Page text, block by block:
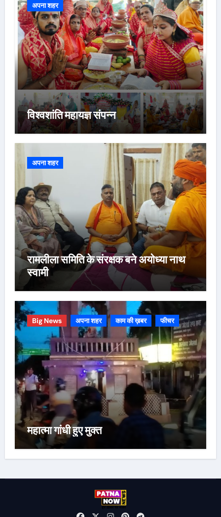
अपना शहर
विश्वशांति महायज्ञ संपन्न
अपना शहर
रामलीला समिति के संरक्षक बने अयोध्या नाथ
स्वामी
Big News अपना शहर काम की ख़बर फीचर
महात्मा गांधी हुए मुक्त